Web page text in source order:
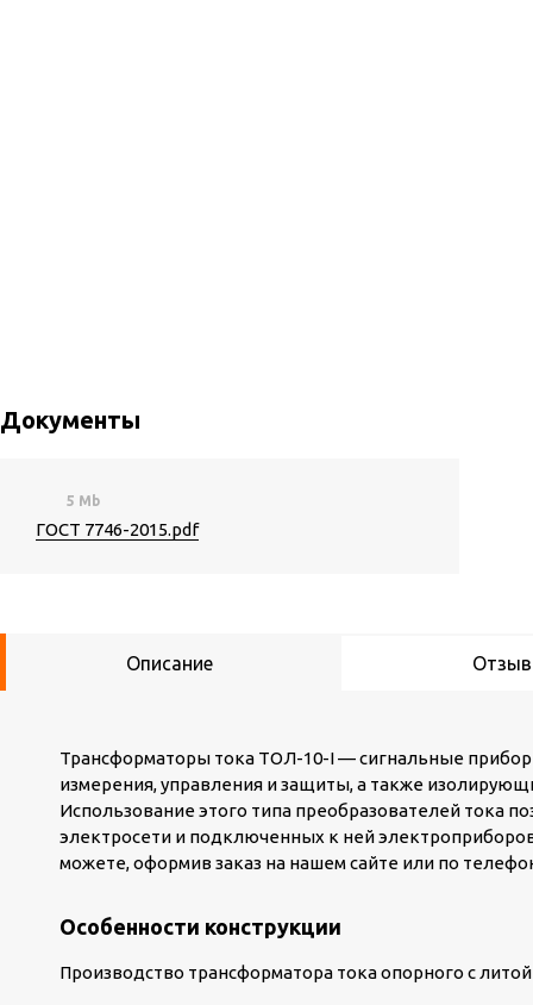
Документы
5 Mb
ГОСТ 7746-2015.pdf
Описание
Трансформаторы тока ТОЛ-10-I — сигнальные
измерения, управления и защиты, а также
Использование этого типа преобразователей тока
электросети и подключенных к ней
можете, оформив заказ на нашем сайте или по
Особенности конструкции
Производство трансформатора тока опорного с